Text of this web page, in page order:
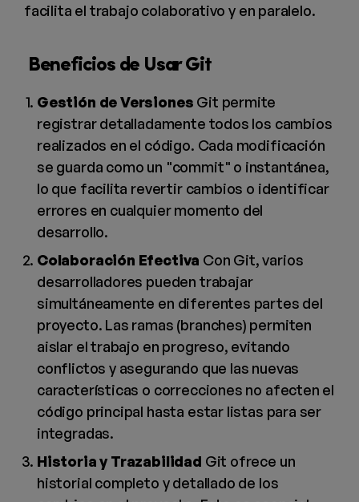
facilita el trabajo colaborativo y en paralelo.
Beneficios de Usar Git
Gestión de Versiones Git permite
registrar detalladamente todos los cambios
realizados en el código. Cada modificación
se guarda como un "commit" o instantánea,
lo que facilita revertir cambios o identificar
errores en cualquier momento del
desarrollo.
Colaboración Efectiva Con Git, varios
desarrolladores pueden trabajar
simultáneamente en diferentes partes del
proyecto. Las ramas (branches) permiten
aislar el trabajo en progreso, evitando
conflictos y asegurando que las nuevas
características o correcciones no afecten el
código principal hasta estar listas para ser
integradas.
Historia y Trazabilidad Git ofrece un
historial completo y detallado de los